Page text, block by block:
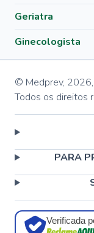
Geriatra
Ginecologista
© Medprev, 2026,
Todos os direitos
PARA
Verificada